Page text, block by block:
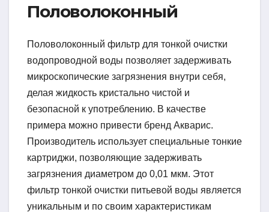
Половолоконный
Половолоконный фильтр для тонкой очистки
водопроводной воды позволяет задерживать
микроскопические загрязнения внутри себя,
делая жидкость кристально чистой и
безопасной к употреблению. В качестве
примера можно привести бренд Акварис.
Производитель использует специальные тонкие
картриджи, позволяющие задерживать
загрязнения диаметром до 0,01 мкм. Этот
фильтр тонкой очистки питьевой воды является
уникальным и по своим характеристикам